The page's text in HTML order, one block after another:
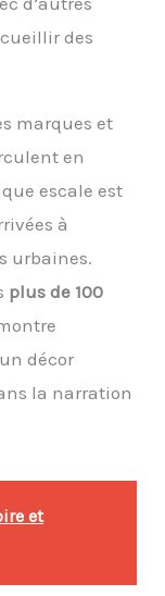
des
marques et
en
escale est
à
urbaines.
plus de 100
décor
la narration
et